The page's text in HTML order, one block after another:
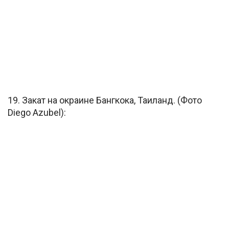
19. Закат на окраине Бангкока, Таиланд. (Фото
Diego Azubel):